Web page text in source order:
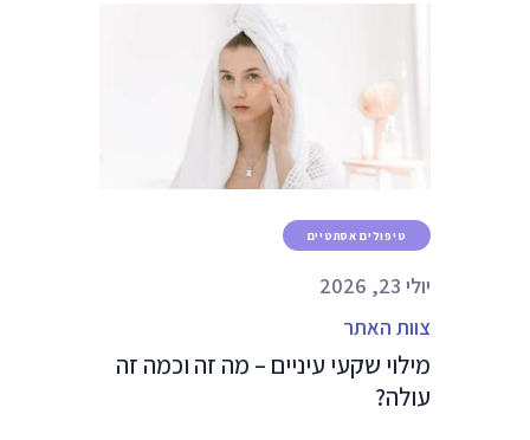
טיפולים אסתטיים
יולי 23, 2026
צוות האתר
מילוי שקעי עיניים – מה זה וכמה זה
עולה?